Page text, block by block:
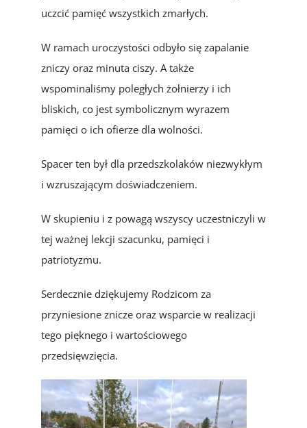
uczcić pamięć wszystkich zmarłych.
W ramach uroczystości odbyło się zapalanie
zniczy oraz minuta ciszy. A także
wspominaliśmy poległych żołnierzy i ich
bliskich, co jest symbolicznym wyrazem
pamięci o ich ofierze dla wolności.
Spacer ten był dla przedszkolaków niezwykłym
i wzruszającym doświadczeniem.
W skupieniu i z powagą wszyscy uczestniczyli w
tej ważnej lekcji szacunku, pamięci i
patriotyzmu.
Serdecznie dziękujemy Rodzicom za
przyniesione znicze oraz wsparcie w realizacji
tego pięknego i wartościowego
przedsięwzięcia.